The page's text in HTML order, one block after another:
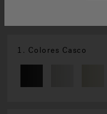
1. Colores Casco